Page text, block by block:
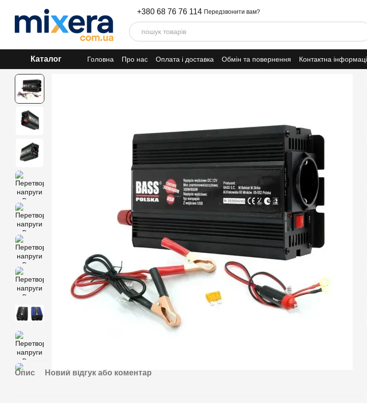
Перейти до основного контенту +380 68 76 76 114 Передзвонити вам?
Каталог Головна Про нас Оплата і доставка Обмін та повернення Контактна
Опис Новий відгук або коментар